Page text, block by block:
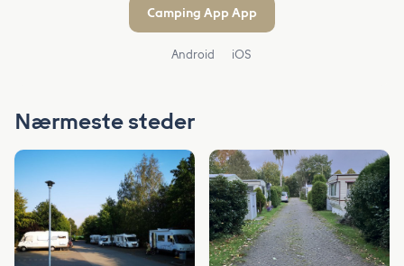
Camping App App
Android iOS
Nærmeste steder